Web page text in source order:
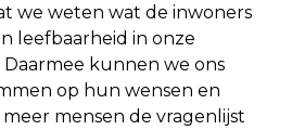
we weten wat de inwoners
leefbaarheid in onze
kunnen we ons
op hun wensen en
mensen de vragenlijst